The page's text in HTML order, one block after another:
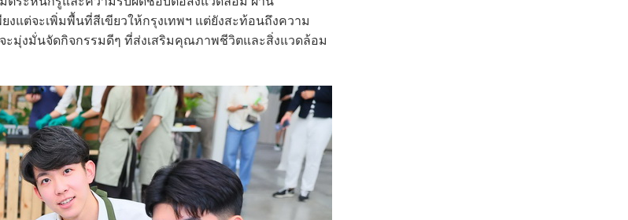
แต่จะเพิ่มพื้นที่สีเขียวให้กรุงเทพฯ แต่ยังสะท้อนถึงความ
ะมุ่งมั่นจัดกิจกรรมดีๆ ที่ส่งเสริมคุณภาพชีวิตและสิ่งแวดล้อม